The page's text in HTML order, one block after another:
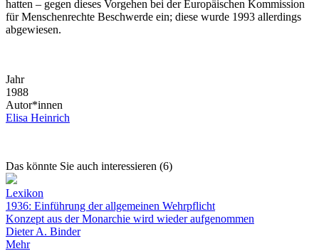
hatten – gegen dieses Vorgehen bei der Europäischen Kommission
für Menschenrechte Beschwerde ein; diese wurde 1993 allerdings
abgewiesen.
Jahr
1988
Autor*innen
Elisa Heinrich
Das könnte Sie auch interessieren (6)
Lexikon
1936: Einführung der allgemeinen Wehrpflicht
Konzept aus der Monarchie wird wieder aufgenommen
Dieter A. Binder
Mehr